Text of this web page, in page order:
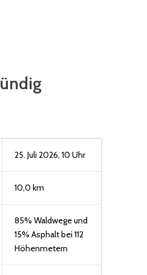
25. Juli 2026, 10 Uhr
10,0 km
85% Waldwege und
15% Asphalt bei 112
Höhenmetern